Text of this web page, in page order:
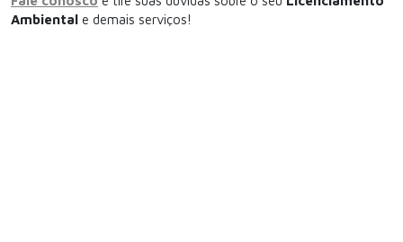
Ambiental e demais serviços!